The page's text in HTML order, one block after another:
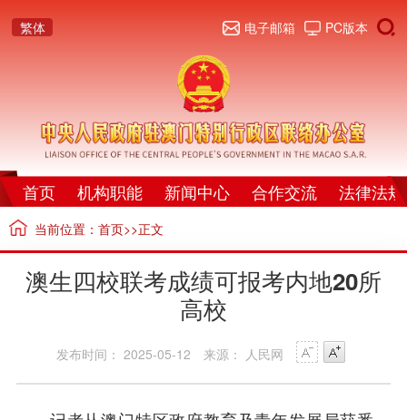
繁体 PC版本
电子邮箱
首页 机构职能 新闻中心 合作交流 法律法规
当前位置： 首页>>正文
澳生四校联考成绩可报考内地20所
高校
发布时间： 2025-05-12 来源： 人民网